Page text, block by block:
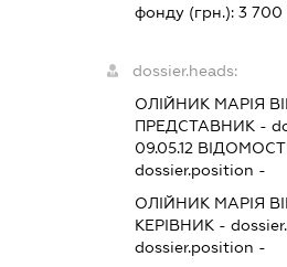
фонду (грн.): 3 700
dossier.heads:
ОЛІЙНИК МАРІЯ
ПРЕДСТАВНИК -
09.05.12
dossier.position -
ОЛІЙНИК МАРІЯ
КЕРІВНИК -
dossier.position -